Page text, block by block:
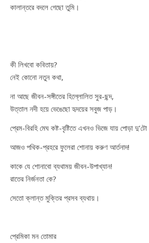
কালান্তরে বদলে গেছো তুমি।
কী লিখবো কবিতায়?
নেই কোনো নতুন কথা,
না আছে জীবন-সঙ্গীতের হিল্লোলিত সুর-ছন্দ,
উত্তাল নদী হয়ে ভেঙেছো হৃদয়ের সবুজ পাড়।
প্রেম-বিরহি মেঘ কষ্ট-বৃষ্টিতে এখনও ভিজে যায় পোড়া
আজও পথিক-প্রহরে ফুলেরা শোনায় করুণ আর্তনাদ!
কাকে যে শোনাবো ব্যথাময় জীবন-উপাখ্যান!
রাতের নির্জনতা কে?
সেতো ক্লান্ত মুক্তির প্রসব ব্যথায়।
প্রেমিকা মন তোমার